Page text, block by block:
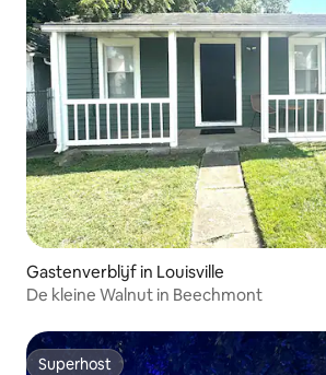
Gastenverblijf in Louisville
De kleine Walnut in Beechmont
Superhost